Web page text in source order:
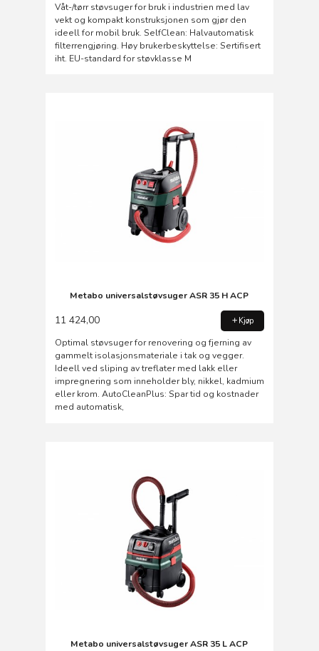
Våt-/tørr støvsuger for bruk i industrien med lav
vekt og kompakt konstruksjonen som gjør den
ideell for mobil bruk. SelfClean: Halvautomatisk
filterrengjøring. Høy brukerbeskyttelse: Sertifisert
iht. EU-standard for støvklasse M
Metabo universalstøvsuger ASR 35 H ACP
11 424,00 Kjøp
Optimal støvsuger for renovering og fjerning av
gammelt isolasjonsmateriale i tak og vegger.
Ideell ved sliping av treflater med lakk eller
impregnering som inneholder bly, nikkel, kadmium
eller krom. AutoCleanPlus: Spar tid og kostnader
med automatisk,
Metabo universalstøvsuger ASR 35 L ACP